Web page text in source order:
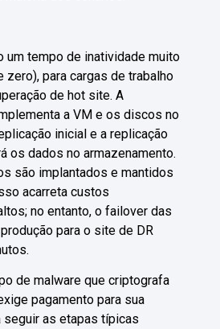
um tempo de inatividade muito
zero), para cargas de trabalho
de hot site. A
a VM e os discos no
inicial e a replicação
os dados no armazenamento.
são implantados e mantidos
acarreta custos
no entanto, o failover das
para o site de DR
de malware que criptografa
pagamento para sua
seguir as etapas típicas